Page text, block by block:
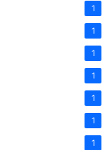
1
1
1
1
1
1
1